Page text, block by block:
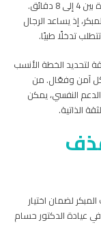
متوسط الوقت من بدء الجماع حتى القذف يتراوح عادة بين 4 إلى 8 دقائق.
إذ يساعد الرجال
تدخلًا طبيًا.
لتحديد الخطة الأنسب
آمن وفعّال. من
النفسي، يمكن
الذاتية.
لضمان اختيار
عيادة الدكتور حسام